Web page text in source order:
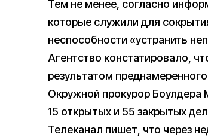
Тем не менее, согласно
которые служили для
неспособности «устранить
Агентство констатировало,
результатом
Окружной прокурор Боулдера
15 открытых и 55 закрытых
Телеканал пишет, что через